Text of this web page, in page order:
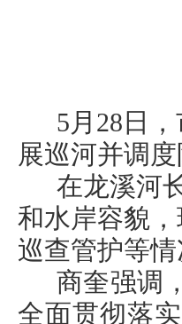
5月28日
展巡河并调度
在龙溪河
和水岸容貌
巡查管护等
商奎强调
全面贯彻落